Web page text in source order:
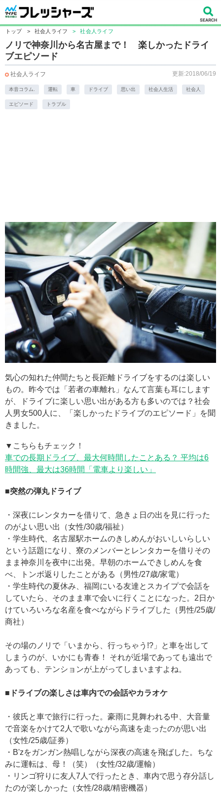
トップ > 社会人ライフ > 社会人ライフ
ノリで神奈川から名古屋まで！ 楽しかったドライ
ブエピソード
社会人ライフ 更新:2018/06/19
本音コラム. 運転 車 ドライブ 思い出 社会人生活 社会人
エピソード トラブル
気心の知れた仲間たちと長距離ドライブをするのは楽しい
もの。昨今では「若者の車離れ」なんて言葉も耳にします
が、ドライブに楽しい思い出がある方も多いのでは？社会
人男女500人に、「楽しかったドライブのエピソード」を聞
きました。
▼こちらもチェック！
車での長期ドライブ、最大何時間したことある？ 平均は6
時間強、最大は36時間「電車より楽しい」
■突然の弾丸ドライブ
・深夜にレンタカーを借りて、急きょ日の出を見に行った
のがよい思い出（女性/30歳/福祉）
・学生時代、名古屋駅ホームのきしめんがおいしいらしい
という話題になり、寮のメンバーとレンタカーを借りその
まま神奈川を夜中に出発。早朝のホームできしめんを食
べ、トンボ返りしたことがある（男性/27歳/家電）
・学生時代の夏休み、福岡にいる友達とスカイプで会話を
していたら、そのまま車で会いに行くことになった。2日か
けていろいろな名産を食べながらドライブした（男性/25歳/
商社）
その場のノリで「いまから、行っちゃう!?」と車を出して
しまうのが、いかにも青春！ それが近場であっても遠出で
あっても、テンションが上がってしまいますよね。
■ドライブの楽しさは車内での会話やカラオケ
・彼氏と車で旅行に行った。豪雨に見舞われる中、大音量
で音楽をかけて2人で歌いながら高速を走ったのが思い出
（女性/25歳/証券）
・B'zをガンガン熱唱しながら深夜の高速を飛ばした。ちな
みに運転は、母！（笑）（女性/32歳/運輸）
・リンゴ狩りに友人7人で行ったとき、車内で思う存分話し
たのが楽しかった（女性/28歳/精密機器）